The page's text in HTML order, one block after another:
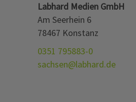
Labhard Medien GmbH
Am Seerhein 6
78467 Konstanz
0351 795883-0
sachsen@labhard.de